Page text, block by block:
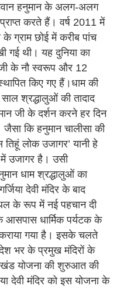
हनुमान के अलग-अलग
करते हैं। वर्ष 2011 में
ग्राम छोई में करीब पांच
गई थी। यह दुनिया का
जी के नौ स्वरूप और 12
किए गए हैं।धाम की
श्रद्धालुओं की तादाद
जी के दर्शन करने हर दिन
कि हनुमान चालीसा की
लोक उजागर’ यानी हे
में उजागर है। उसी
धाम श्रद्धालुओं का
देवी मंदिर के बाद
के रूप में नई पहचान दी
धार्मिक पर्यटक के
कराया गया है। इसके चलते
भर के प्रमुख मंदिरों के
खंड योजना की शुरुआत की
देवी मंदिर को इस योजना के